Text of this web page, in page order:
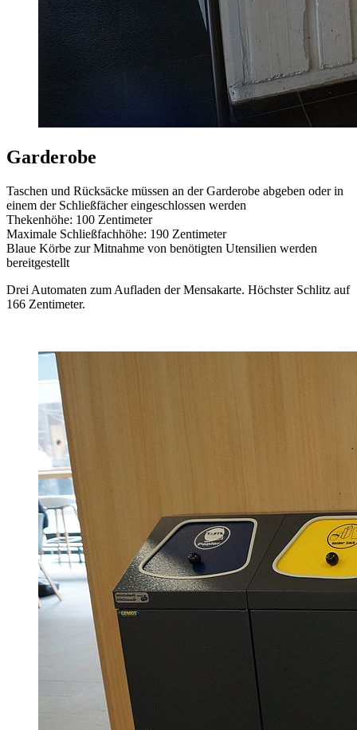
Garderobe
Taschen und Rücksäcke müssen an der Garderobe abgeben oder in
einem der Schließfächer eingeschlossen werden
Thekenhöhe: 100 Zentimeter
Maximale Schließfachhöhe: 190 Zentimeter
Blaue Körbe zur Mitnahme von benötigten Utensilien werden
bereitgestellt
Drei Automaten zum Aufladen der Mensakarte. Höchster Schlitz auf
166 Zentimeter.